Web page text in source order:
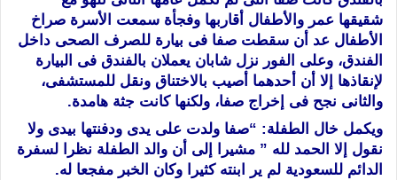
شقيقها عمر والأطفال أقاربها وفجأة سمعت الأسرة صراخ
الأطفال عد أن سقطت صفا فى بيارة للصرف الصحى داخل
الفندق، وعلى الفور نزل شابان يعملان بالفندق فى البيارة
لإنقاذها إلا أن أحدهما أصيب بالاختناق ونقل للمستشفى،
والثانى نجح فى إخراج صفا، ولكنها كانت جثة هامدة.
ويكمل خال الطفلة: “صفا ولدت على يدى ودفنتها بيدى ولا
نقول إلا الحمد لله ” مشيرا إلى أن والد الطفلة نظرا لسفرة
الدائم للسعودية لم ير ابنته كثيرا وكان الخبر مفجعا له.